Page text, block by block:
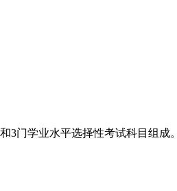
3门学业水平选择性考试科目组